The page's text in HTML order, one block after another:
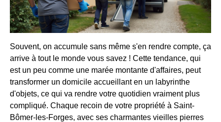
Souvent, on accumule sans même s'en rendre compte, ça
arrive à tout le monde vous savez ! Cette tendance, qui
est un peu comme une marée montante d'affaires, peut
transformer un domicile accueillant en un labyrinthe
d'objets, ce qui va rendre votre quotidien vraiment plus
compliqué. Chaque recoin de votre propriété à Saint-
Bômer-les-Forges, avec ses charmantes vieilles pierres